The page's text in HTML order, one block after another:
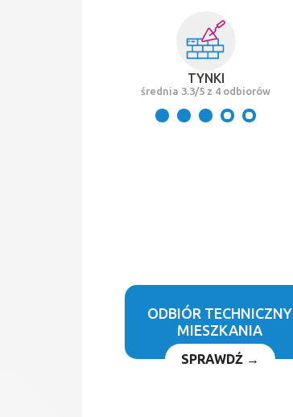
TYNKI
średnia 3.3/5 z 4 odbiorów
ODBIÓR TECHNICZNY
MIESZKANIA
SPRAWDŹ →